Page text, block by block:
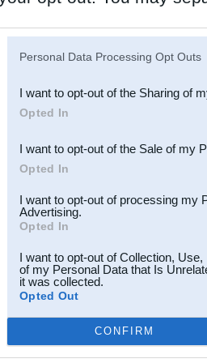
Downstream Participants
third parties.
Personal Data Processing Opt Outs
I want to opt-out of the Sharing of
Opted In
I want to opt-out of the Sale of my
Opted In
I want to opt-out of processing my
Advertising.
Opted In
I want to opt-out of Collection,
of my Personal Data that Is
it was collected.
Opted Out
CONFIRM